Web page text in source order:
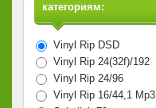
категориям:
Vinyl Rip DSD
Vinyl Rip 24(32f)/192
Vinyl Rip 24/96
Vinyl Rip 16/44,1 Mp3